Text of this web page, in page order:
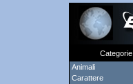
Categorie
Animali
Carattere